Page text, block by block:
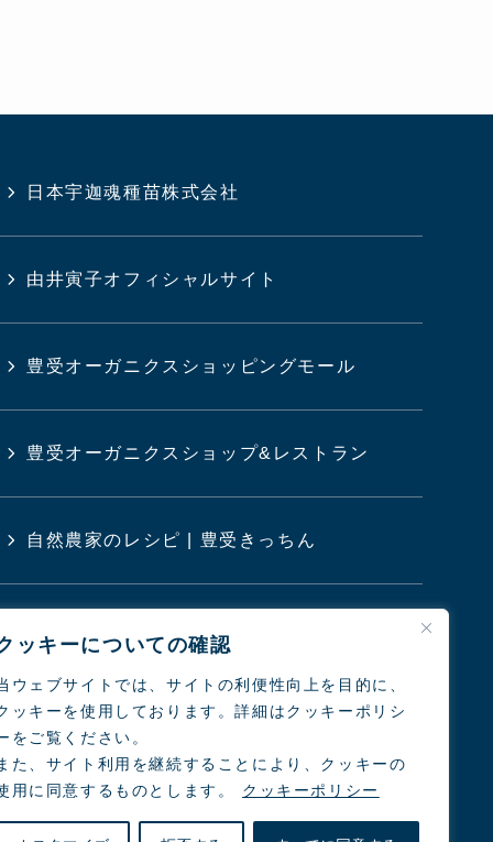
ッキーについての確認
ウェブサイトでは、サイトの利便性向上を目的に、
ッキーを使用しております。詳細はクッキーポリシ
をご覧ください。
た、サイト利用を継続することにより、クッキーの
用に同意するものとします。
クッキーポリシー
日本宇迦魂種苗株式会社
由井寅子オフィシャルサイト
豊受オーガニクスショッピングモール
豊受オーガニクスショップ&レストラン
自然農家のレシピ | 豊受きっちん
日本の農業と食を考えるシンポジウム